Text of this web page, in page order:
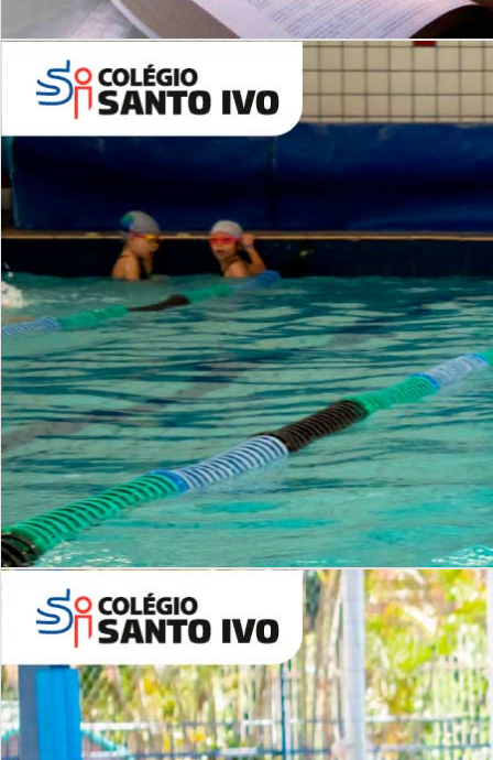
Leituras Literárias
Período Integral | Saiba mais
ALUNOS NOVOS
Entre em Contato
INSTITUCIONAL